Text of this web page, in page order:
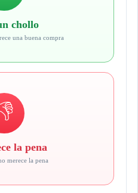
chollo
una buena compra
la pena
merece la pena